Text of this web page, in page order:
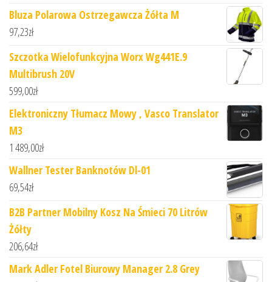
Bluza Polarowa Ostrzegawcza Żółta M
97,23zł
Szczotka Wielofunkcyjna Worx Wg441E.9
Multibrush 20V
599,00zł
Elektroniczny Tłumacz Mowy , Vasco Translator
M3
1 489,00zł
Wallner Tester Banknotów Dl-01
69,54zł
B2B Partner Mobilny Kosz Na Śmieci 70 Litrów
Żółty
206,64zł
Mark Adler Fotel Biurowy Manager 2.8 Grey